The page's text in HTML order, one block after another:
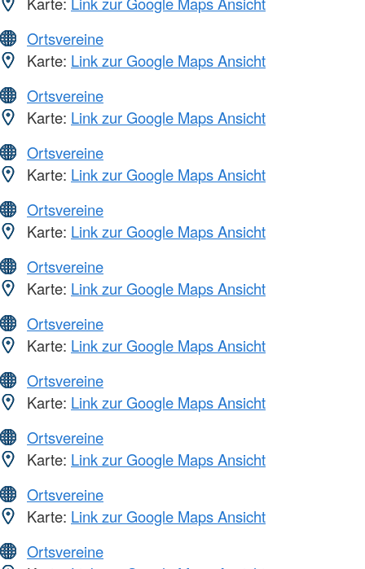
Ortsvereine
Karte: Link zur Google Maps Ansicht
Ortsvereine
Karte: Link zur Google Maps Ansicht
Ortsvereine
Karte: Link zur Google Maps Ansicht
Ortsvereine
Karte: Link zur Google Maps Ansicht
Ortsvereine
Karte: Link zur Google Maps Ansicht
Ortsvereine
Karte: Link zur Google Maps Ansicht
Ortsvereine
Karte: Link zur Google Maps Ansicht
Ortsvereine
Karte: Link zur Google Maps Ansicht
Ortsvereine
Karte: Link zur Google Maps Ansicht
Ortsvereine